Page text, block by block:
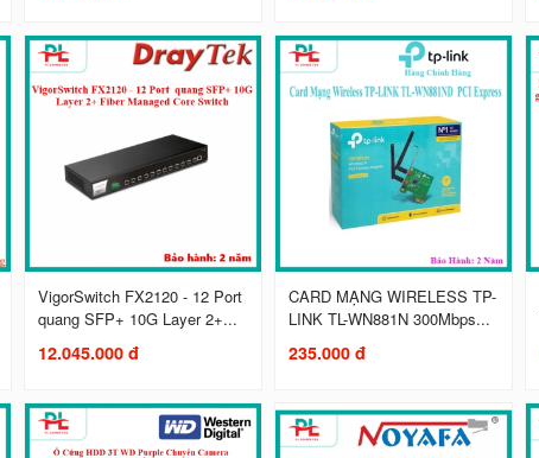
VigorSwitch FX2120 - 12 Port
quang SFP+ 10G Layer 2+...
12.045.000 đ
CARD MẠNG WIRELESS TP-
LINK TL-WN881N 300Mbps...
235.000 đ